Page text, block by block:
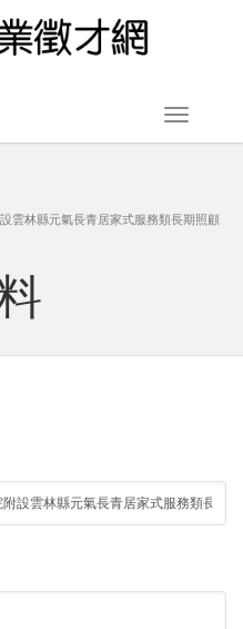
Toggle
雲林縣元氣長青居家式服務類長期照顧